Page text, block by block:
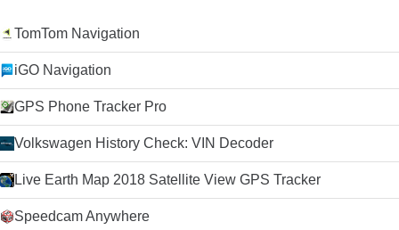
TomTom Navigation
iGO Navigation
GPS Phone Tracker Pro
Volkswagen History Check: VIN Decoder
Live Earth Map 2018 Satellite View GPS Tracker
Speedcam Anywhere